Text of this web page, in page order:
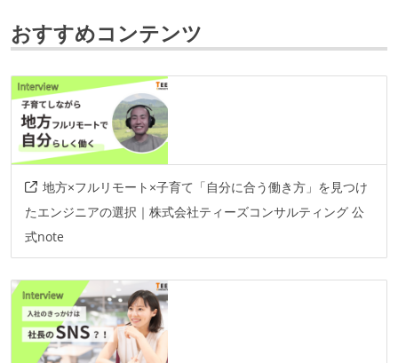
react
vue.js react.js
データベース
mysql
oracle sql-server
ソースコード管理
プロジェクト管理
情報共有ツール
slack
おすすめコンテンツ
地方×フルリモート×子育て「自分に合う働き方」を見つけ
たエンジニアの選択｜株式会社ティーズコンサルティング 公
式note